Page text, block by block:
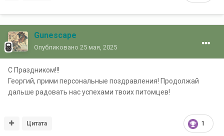
Gunescape
Опубликовано 25 мая, 2025
С Праздником!!!
Георгий, прими персональные поздравления! Продолжай
дальше радовать нас успехами твоих питомцев!
1
Цитата